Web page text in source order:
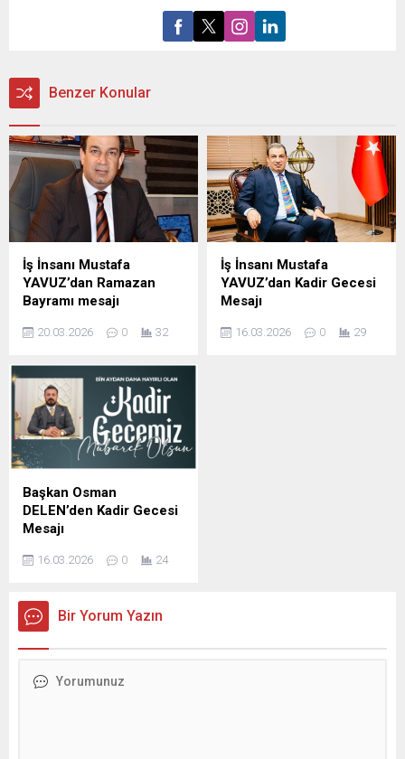
Benzer Konular
İş İnsanı Mustafa
YAVUZ’dan Ramazan
Bayramı mesajı
Başkanı ve İş insanı Mustafa
dolayısıyla mesaj yayımladı;
İş insanı Mustafa Yavuz
Mesajında şunları kaydetti,
Ramazan ayının manevi
ikliminde sabır, yardımlaşma
ve dayanışma duygularının
güçlendiğini belirterek,
bayramların ise bu güzel
değerlerin toplumun her
kesimine yayıldığı müstesna
zamanlar olduğunu ifade
20.03.2026 0 32
İş İnsanı Mustafa
YAVUZ’dan Kadir Gecesi
Mesajı
Başkanı ve iş insanı Mustafa
16.03.2026 0 29
Başkan Osman
DELEN’den Kadir Gecesi
Mesajı
Kurulu Başkanı ve
Osman Delen, mübarek
Kadir Gecesi dolayısıyla bir
Gecesi’nin İslam âlemi için
16.03.2026 0 24
Bir Yorum Yazın